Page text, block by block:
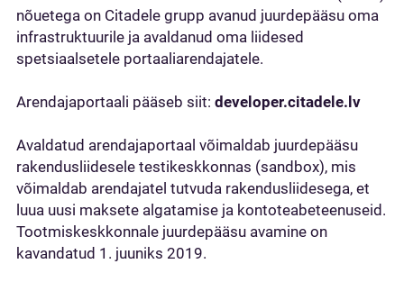
nõuetega on Citadele grupp avanud juurdepääsu oma
infrastruktuurile ja avaldanud oma liidesed
spetsiaalsetele portaaliarendajatele.
Arendajaportaali pääseb siit: developer.citadele.lv
Avaldatud arendajaportaal võimaldab juurdepääsu
rakendusliidesele testikeskkonnas (sandbox), mis
võimaldab arendajatel tutvuda rakendusliidesega, et
luua uusi maksete algatamise ja kontoteabeteenuseid.
Tootmiskeskkonnale juurdepääsu avamine on
kavandatud 1. juuniks 2019.